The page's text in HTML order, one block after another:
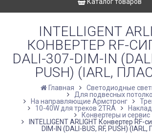
INTELLIGENT
КОНВЕРТЕР RF-
DALI-307-DIM-IN
PUSH) (IARL,
Главная
Светодиодные
Для подвесных
На направляющие Армстронг
10-40W для треков 2TRA
Конвертеры и сервис
INTELLIGENT ARLIGHT Конвертер RF-
DIM-IN (DALI-BUS, RF, PUSH) (IARL,